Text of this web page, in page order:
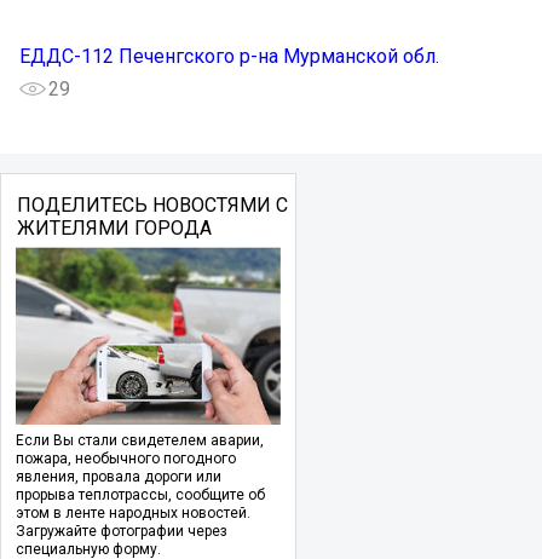
ЕДДС-112 Печенгского р-на Мурманской обл.
29
ПОДЕЛИТЕСЬ НОВОСТЯМИ С
ЖИТЕЛЯМИ ГОРОДА
Если Вы стали свидетелем аварии,
пожара, необычного погодного
явления, провала дороги или
прорыва теплотрассы, сообщите об
этом в ленте народных новостей.
Загружайте фотографии через
специальную форму.